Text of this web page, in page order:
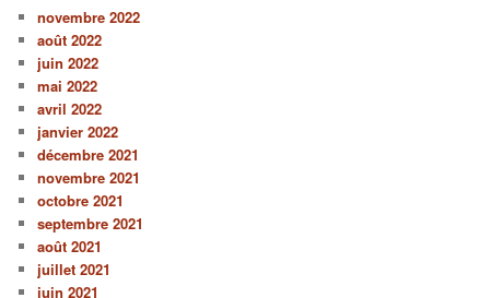
novembre 2022
août 2022
juin 2022
mai 2022
avril 2022
janvier 2022
décembre 2021
novembre 2021
octobre 2021
septembre 2021
août 2021
juillet 2021
juin 2021